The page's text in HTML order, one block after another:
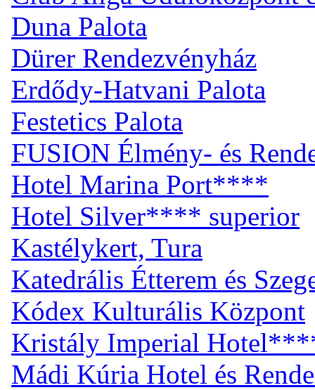
Duna Palota
Dürer Rendezvényház
Erdődy-Hatvani Palota
Festetics Palota
FUSION Élmény- és
Hotel Marina Port****
Hotel Silver**** superior
Kastélykert, Tura
Katedrális Étterem és
Kódex Kulturális Központ
Kristály Imperial
Mádi Kúria Hotel és